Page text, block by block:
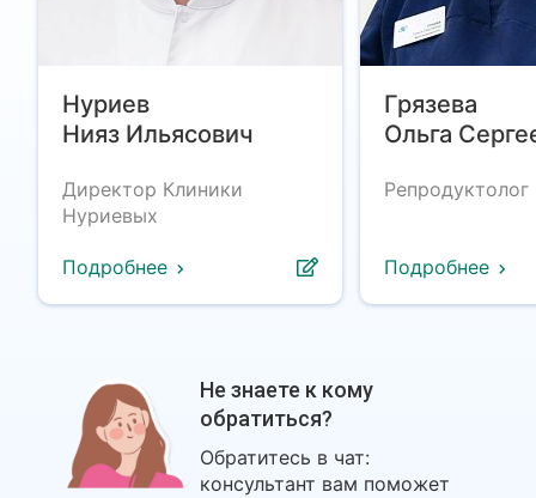
Нуриев
Нияз Ильясович
Директор Клиники
Нуриевых
Подробнее
Грязева
Ольга
Репродуктолог
Подробнее
Не знаете к кому
обратиться?
Обратитесь в чат:
консультант вам поможет